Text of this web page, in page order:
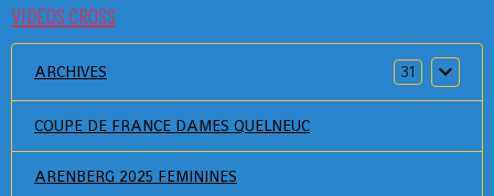
VIDEOS CROSS
ARCHIVES 31
COUPE DE FRANCE DAMES QUELNEUC
ARENBERG 2025 FEMININES